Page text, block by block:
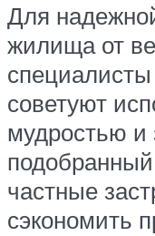
Для
жилища от
советуют
мудростью и
частные
сэкономить